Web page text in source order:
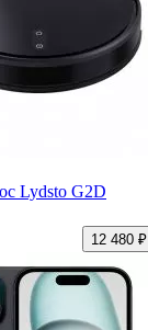
Lydsto G2D
12 480 ₽